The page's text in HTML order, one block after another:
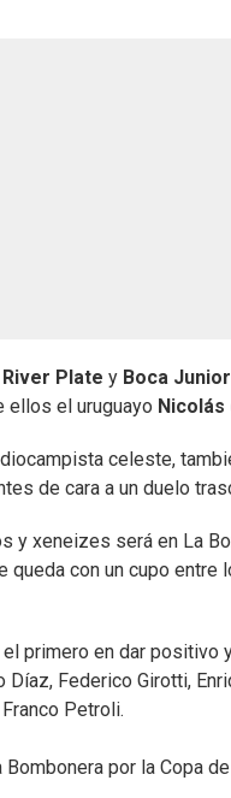
River Plate y Boca
ellos el uruguayo Nicolás
celeste,
de cara a un duelo
y xeneizes será en La
con un cupo
primero en dar
Federico Girotti,
Petroli.
por la Copa